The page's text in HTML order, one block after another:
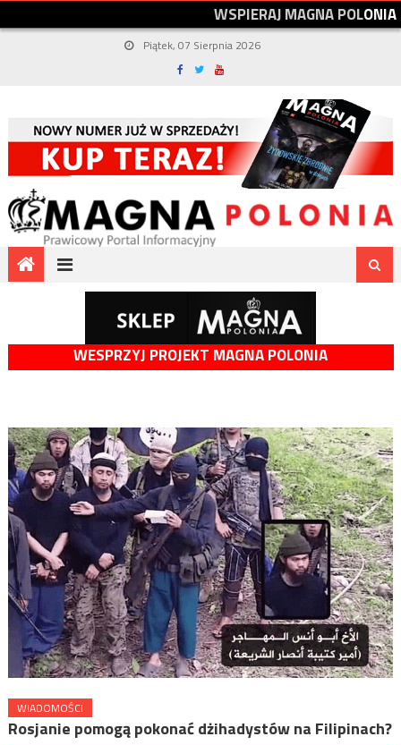
WSPIERAJMAGNAPOLONIA
Piątek, 07 Sierpnia 2026
WESPRZYJ PROJEKT MAGNA POLONIA
WIADOMOŚCI
Rosjanie pomogą pokonać dżihadystów na Filipinach?